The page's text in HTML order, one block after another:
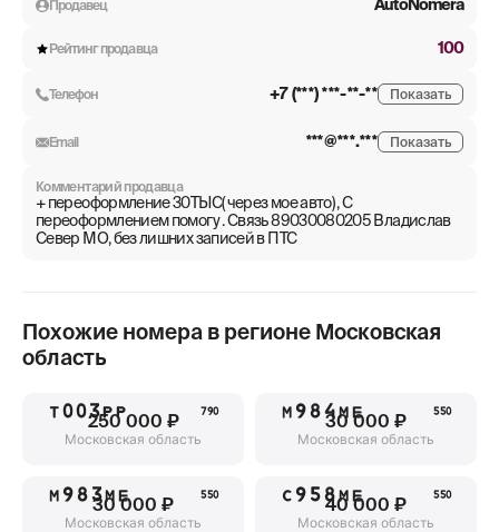
Продавец AutoNomera
Рейтинг продавца 100
Телефон +7 (***) ***-**-** Показать
Email ***@***.*** Показать
Комментарий продавца
+ переоформление 30ТЫС( через мое авто) , С
переоформлением помогу . Связь 89030080205 Владислав
Север МО, без лишних записей в ПТС
Похожие номера в регионе Московская
область
Т003РР 790
250 000 ₽
Московская область
М984МЕ 550
30 000 ₽
Московская область
М983МЕ 550
30 000 ₽
Московская область
С958МЕ 550
40 000 ₽
Московская область